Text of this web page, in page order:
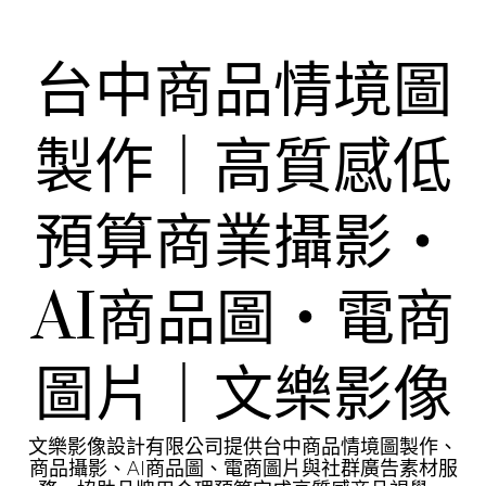
台中商品情境圖
製作｜高質感低
預算商業攝影・
AI商品圖・電商
圖片｜文樂影像
文樂影像設計有限公司提供台中商品情境圖製作、
商品攝影、AI商品圖、電商圖片與社群廣告素材服